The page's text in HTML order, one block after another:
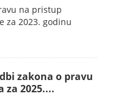
na pristup
za 2023. godinu
zakona o pravu
2025....